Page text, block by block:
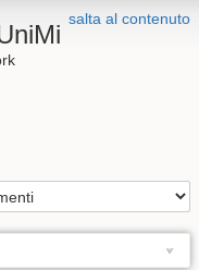
salta al contenuto